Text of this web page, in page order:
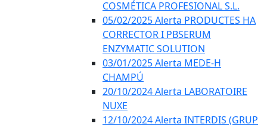
COSMÉTICA PROFESIONAL S.L.
05/02/2025 Alerta PRODUCTES HA
CORRECTOR I PBSERUM
ENZYMATIC SOLUTION
03/01/2025 Alerta MEDE-H
CHAMPÚ
20/10/2024 Alerta LABORATOIRE
NUXE
12/10/2024 Alerta INTERDIS (GRUP